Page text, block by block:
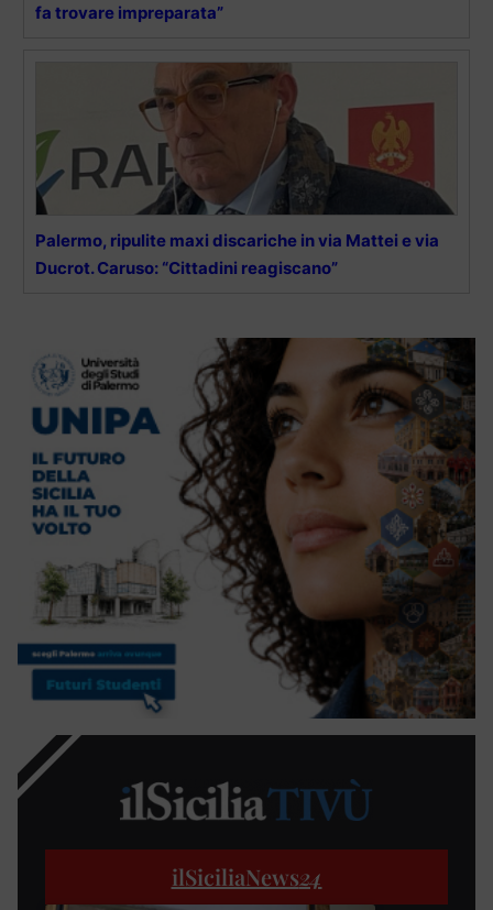
fa trovare impreparata”
Palermo, ripulite maxi discariche in via Mattei e via
Ducrot. Caruso: “Cittadini reagiscano”
ilSiciliaNews24